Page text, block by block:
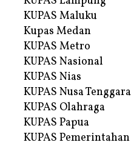
KUPAS Maluku
Kupas Medan
KUPAS Metro
KUPAS Nasional
KUPAS Nias
KUPAS Nusa Tenggara
KUPAS Olahraga
KUPAS Papua
KUPAS Pemerintahan